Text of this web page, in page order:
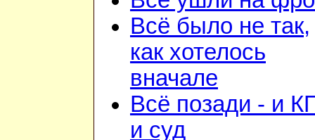
Всё было не так,
как хотелось
вначале
Всё позади - и
и суд